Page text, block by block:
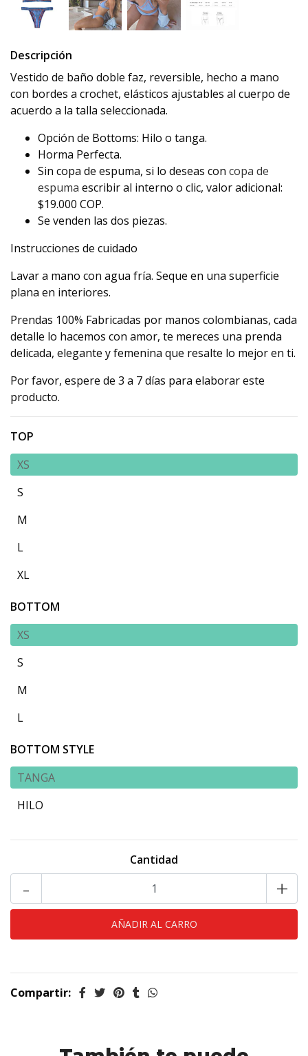
Descripción
Vestido de baño doble faz, reversible, hecho a mano
con bordes a crochet, elásticos ajustables al cuerpo de
acuerdo a la talla seleccionada.
Opción de Bottoms: Hilo o tanga.
Horma Perfecta.
Sin copa de espuma, si lo deseas con copa de
espuma escribir al interno o clic, valor adicional:
$19.000 COP.
Se venden las dos piezas.
Instrucciones de cuidado
Lavar a mano con agua fría. Seque en una superficie
plana en interiores.
Prendas 100% Fabricadas por manos colombianas, cada
detalle lo hacemos con amor, te mereces una prenda
delicada, elegante y femenina que resalte lo mejor en ti.
Por favor, espere de 3 a 7 días para elaborar este
producto.
TOP
XS
S
M
L
XL
BOTTOM
XS
S
M
L
BOTTOM STYLE
TANGA
HILO
Cantidad
- +
Compartir: